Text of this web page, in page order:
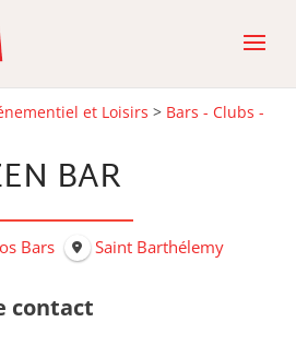
et Loisirs > Bars - Clubs -
BAR
Bars Saint Barthélemy
contact